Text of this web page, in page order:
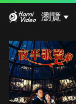
瀏覽